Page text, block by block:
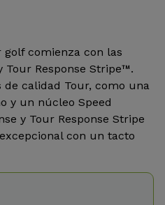
comienza con las
Tour Response Stripe™.
de calidad Tour, como una
y un núcleo Speed
y Tour Response Stripe
con un tacto